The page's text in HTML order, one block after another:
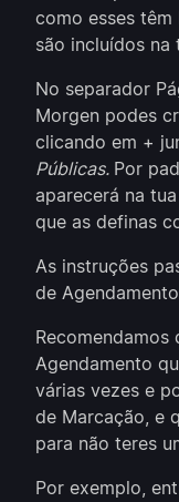
como esses
são incluídos na
No separador
Morgen podes
clicando em +
Públicas. Por
aparecerá na
que as definas
As instruções
de
Recomendamos
Agendamento
várias vezes e
de Marcação, e
para não teres
Por exemplo,